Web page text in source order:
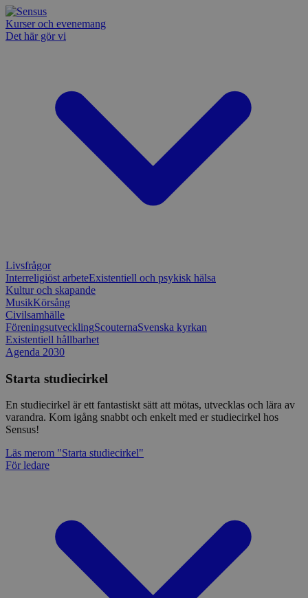
Kurser och evenemang
Det här gör vi
Livsfrågor
Interreligiöst arbeteExistentiell och psykisk hälsa
Kultur och skapande
MusikKörsång
Civilsamhälle
FöreningsutvecklingScouternaSvenska kyrkan
Existentiell hållbarhet
Agenda 2030
Starta studiecirkel
En studiecirkel är ett fantastiskt sätt att mötas, utvecklas och lära av
varandra. Kom igång snabbt och enkelt med er studiecirkel hos
Sensus!
Läs merom "Starta studiecirkel"
För ledare